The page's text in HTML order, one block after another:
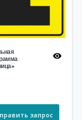
запрос